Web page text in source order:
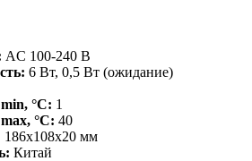
AC 100-240 В
6 Вт, 0,5 Вт (ожидание)
°С: 1
°С: 40
186х108х20 мм
Китай